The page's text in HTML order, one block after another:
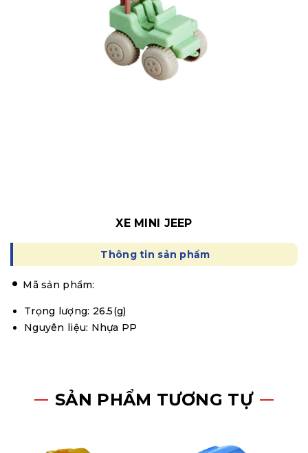
XE MINI JEEP
Thông tin sản phẩm
Mã sản phẩm:
Trọng lượng: 26.5(g)
Nguyên liệu: Nhựa PP
SẢN PHẨM TƯƠNG TỰ